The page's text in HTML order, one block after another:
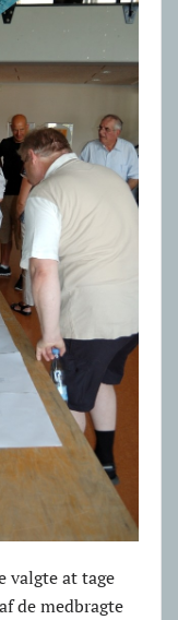
valgte at tage
de medbragte